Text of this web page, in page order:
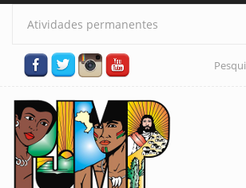
Pular para o conteúdo principal